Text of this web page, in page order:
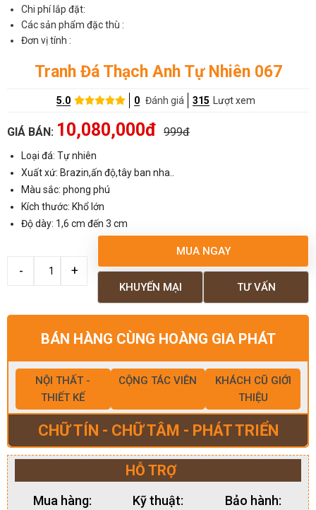
Chi phí lắp đặt:
Các sản phẩm đặc thù :
Đơn vị tính :
Tranh Đá Thạch Anh Tự Nhiên 067
5.0 0 Đánh giá 315 Lượt xem
GIÁ BÁN: 10,080,000đ 999đ
Loại đá: Tự nhiên
Xuất xứ: Brazin,ấn độ,tây ban nha..
Màu sắc: phong phú
Kích thước: Khổ lớn
Độ dày: 1,6 cm đến 3 cm
MUA NGAY
TƯ VẤN
KHUYẾN MẠI
BÁN HÀNG CÙNG HOÀNG GIA PHÁT
NỘI THẤT -
THIẾT KẾ
CỘNG TÁC VIÊN
KHÁCH CŨ GIỚI
THIỆU
CHỮ TÍN - CHỮ TÂM - PHÁT TRIỂN
HỖ TRỢ
Mua hàng: Kỹ thuật: Bảo hành: